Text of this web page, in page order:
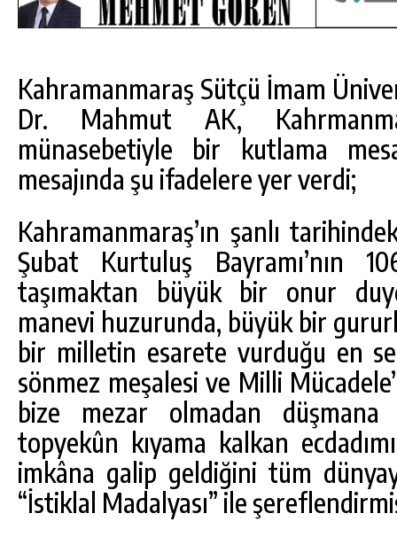
Kahramanmaraş Sütçü İmam
Dr. Mahmut AK,
münasebetiyle bir kutlama
mesajında şu ifadelere yer verdi;
Kahramanmaraş’ın şanlı
Şubat Kurtuluş Bayramı’nın
taşımaktan büyük bir onur
manevi huzurunda, büyük bir
bir milletin esarete vurduğu en
sönmez meşalesi ve Milli
bize mezar olmadan
topyekûn kıyama kalkan
imkâna galip geldiğini tüm
“İstiklal Madalyası” ile
GÜNLÜK HABER AKIŞI
GÖKSUN HAFIZLIK KIZ KUR’AN KURSU
ÖĞRENCILERINE DARENDE GEZISI.